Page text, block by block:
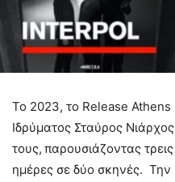
Το 2023, το Release Athens
Ιδρύματος Σταύρος
τους, παρουσιάζοντας
ημέρες σε δύο σκηνές.